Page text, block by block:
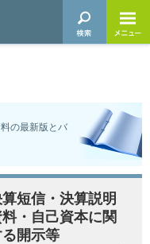
の最新版とバ
短信・決算説明
料・自己資本に関
開示等